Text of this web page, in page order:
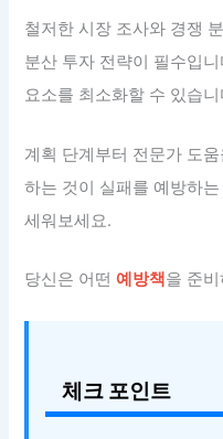
철저한 시장 조사와 경쟁
분산 투자 전략이 필수입
요소를 최소화할 수 있습
계획 단계부터 전문가 도
하는 것이 실패를 예방하
세워보세요.
당신은 어떤 예방책을 준
체크 포인트